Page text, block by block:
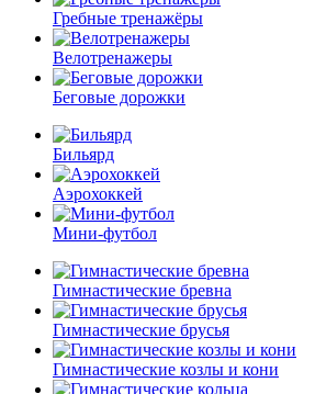
Гребные тренажёры
Велотренажеры
Беговые дорожки
Бильярд
Аэрохоккей
Мини-футбол
Гимнастические бревна
Гимнастические брусья
Гимнастические козлы и кони